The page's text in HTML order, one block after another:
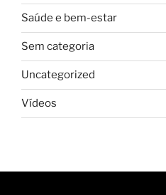
Saúde e bem-estar
Sem categoria
Uncategorized
Vídeos